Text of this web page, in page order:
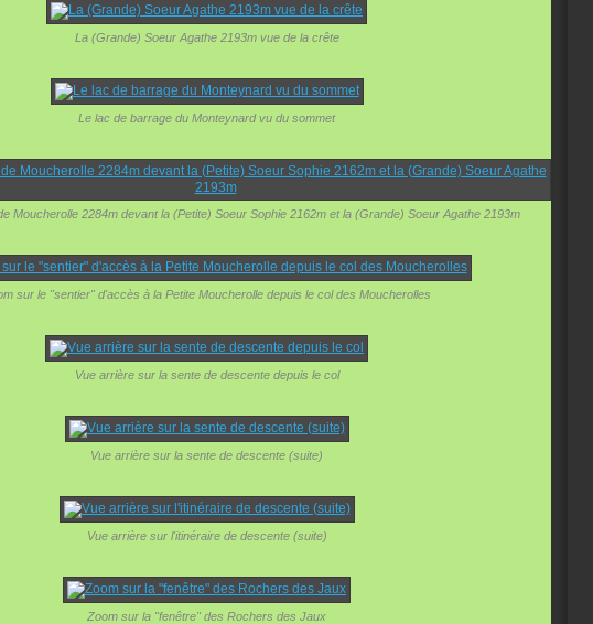
La (Grande) Soeur Agathe 2193m vue de la crête
Le lac de barrage du Monteynard vu du sommet
Moucherolle 2284m devant la (Petite) Soeur Sophie 2162m et la (Grande) Soeur Agathe 2193m
sur le "sentier" d'accès à la Petite Moucherolle depuis le col des Moucherolles
Vue arrière sur la sente de descente depuis le col
Vue arrière sur la sente de descente (suite)
Vue arrière sur l'itinéraire de descente (suite)
Zoom sur la "fenêtre" des Rochers des Jaux